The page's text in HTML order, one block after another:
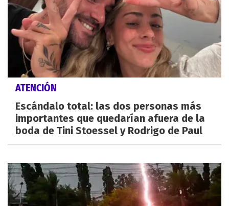
ATENCIÓN
Escándalo total: las dos personas más
importantes que quedarían afuera de la
boda de Tini Stoessel y Rodrigo de Paul